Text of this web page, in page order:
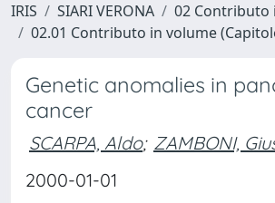
IRIS SIARI VERONA
02 Contributo
02.01 Contributo in volume
Genetic anomalies in
cancer
SCARPA, Aldo; ZAMBONI,
2000-01-01